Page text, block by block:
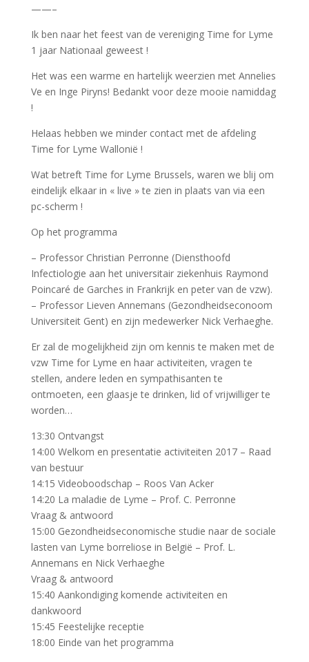
——–
Ik ben naar het feest van de vereniging Time for Lyme
1 jaar Nationaal geweest !
Het was een warme en hartelijk weerzien met Annelies
Ve en Inge Piryns! Bedankt voor deze mooie namiddag
!
Helaas hebben we minder contact met de afdeling
Time for Lyme Wallonië !
Wat betreft Time for Lyme Brussels, waren we blij om
eindelijk elkaar in « live » te zien in plaats van via een
pc-scherm !
Op het programma
– Professor Christian Perronne (Diensthoofd
Infectiologie aan het universitair ziekenhuis Raymond
Poincaré de Garches in Frankrijk en peter van de vzw).
– Professor Lieven Annemans (Gezondheidseconoom
Universiteit Gent) en zijn medewerker Nick Verhaeghe.
Er zal de mogelijkheid zijn om kennis te maken met de
vzw Time for Lyme en haar activiteiten, vragen te
stellen, andere leden en sympathisanten te
ontmoeten, een glaasje te drinken, lid of vrijwilliger te
worden…
13:30 Ontvangst
14:00 Welkom en presentatie activiteiten 2017 – Raad
van bestuur
14:15 Videoboodschap – Roos Van Acker
14:20 La maladie de Lyme – Prof. C. Perronne
Vraag & antwoord
15:00 Gezondheidseconomische studie naar de sociale
lasten van Lyme borreliose in België – Prof. L.
Annemans en Nick Verhaeghe
Vraag & antwoord
15:40 Aankondiging komende activiteiten en
dankwoord
15:45 Feestelijke receptie
18:00 Einde van het programma